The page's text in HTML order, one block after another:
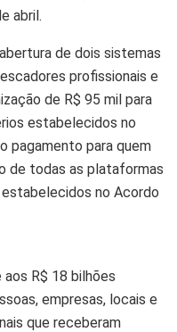
abril.
de dois sistemas
profissionais e
de R$ 95 mil para
estabelecidos no
pagamento para quem
de todas as plataformas
no Acordo
R$ 18 bilhões
empresas, locais e
que receberam